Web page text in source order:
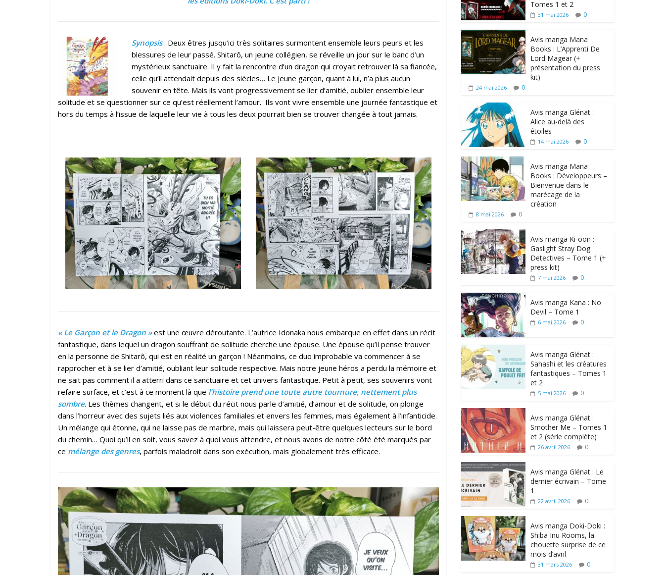
Synopsis: Deux êtres jusqu’ici très solitaires surmontent ensemble leurs peurs et les
blessures de leur passé. Shitarô, un jeune collégien, se réveille un jour sur le banc d’un
mystérieux sanctuaire. Il y fait la rencontre d’un dragon qui croyait retrouver là sa fiancée,
celle qu’il attendait depuis des siècles… Le jeune garçon, quant à lui, n’a plus aucun
souvenir en tête. Mais ils vont progressivement se lier d’amitié, oublier ensemble leur
solitude et se questionner sur ce qu’est réellement l’amour. Ils vont vivre ensemble une journée fantastique et
hors du temps à l’issue de laquelle leur vie à tous les deux pourrait bien se trouver changée à tout jamais.
« Le Garçon et le Dragon »est une œuvre déroutante. L’autrice Idonaka nous embarque en effet dans un récit
fantastique, dans lequel un dragon souffrant de solitude cherche une épouse. Une épouse qu’il pense trouver
en la personne de Shitarô, qui est en réalité un garçon ! Néanmoins, ce duo improbable va commencer à se
rapprocher et à se lier d’amitié, oubliant leur solitude respective. Mais notre jeune héros a perdu la mémoire et
ne sait pas comment il a atterri dans ce sanctuaire et cet univers fantastique. Petit à petit, ses souvenirs vont
refaire surface, et c’est à ce moment là que l’histoire prend une toute autre tournure, nettement plus
sombre. Les thèmes changent, et si le début du récit nous parle d’amitié, d’amour et de solitude, on plonge
dans l’horreur avec des sujets liés aux violences familiales et envers les femmes, mais également à l’infanticide.
Un mélange qui étonne, qui ne laisse pas de marbre, mais qui laissera peut-être quelques lecteurs sur le bord
du chemin… Quoi qu’il en soit, vous savez à quoi vous attendre, et nous avons de notre côté été marqués par
ce mélange des genres, parfois maladroit dans son exécution, mais globalement très efficace.
Tomes 1 et 2
31 mai 2026 0
Avis manga Mana
Books : L’Apprenti De
Lord Magear (+
présentation du press
kit)
24 mai 2026 0
Avis manga Glénat :
Alice au-delà des
étoiles
14 mai 2026 0
Avis manga Mana
Books : Développeurs –
Bienvenue dans le
marécage de la
création
8 mai 2026 0
Avis manga Ki-oon :
Gaslight Stray Dog
Detectives – Tome 1 (+
press kit)
7 mai 2026 0
Avis manga Kana : No
Devil – Tome 1
6 mai 2026 0
Avis manga Glénat :
Sahashi et les créatures
fantastiques – Tomes 1
et 2
5 mai 2026 0
Avis manga Glénat :
Smother Me – Tomes 1
et 2 (série complète)
26 avril 2026 0
Avis manga Glénat : Le
dernier écrivain – Tome
1
22 avril 2026 0
Avis manga Doki-Doki :
Shiba Inu Rooms, la
chouette surprise de ce
mois d’avril
31 mars 2026 0